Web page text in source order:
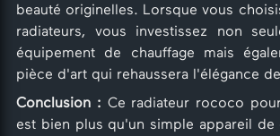
beauté originelles. Lorsque vous
radiateurs, vous investissez non
équipement de chauffage mais
pièce d'art qui rehaussera l'élégance
Conclusion : Ce radiateur rococo
est bien plus qu'un simple appareil de